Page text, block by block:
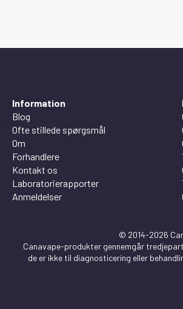
Information
Blog
Ofte stillede spørgsmål
Om
Forhandlere
Kontakt os
Laboratorierapporter
Anmeldelser
© 2014-2026
Canavape-produkter gennemgår
de er ikke til diagnosticering eller